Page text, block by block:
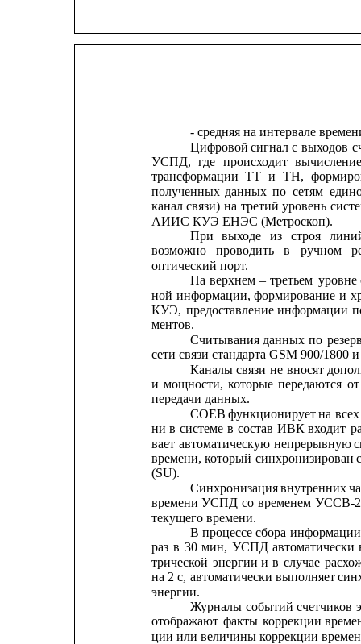
- средняя на интервале
Цифровой сигнал с выходов
УСПД, где происходит вычисление
трансформации ТТ и ТН,
полученных данных по сетям
канал связи) на третий уровень
АИИС КУЭ ЕНЭС (Метроскоп).
При
выходе из строя
возможно
проводить в ручном
оптический порт.
На верхнем – третьем уровне
ной информации, формирование и
КУЭ, предоставление информации
ментов.
Считывания данных по
сети связи стандарта GSM 900/1800
Каналы связи не вносят
и мощности, которые передаются от
передачи данных.
СОЕВ функционируетна всех
ни в системе в состав ИВК входит
вает автоматическую непрерывную
времени, который синхронизирован с
(SU).
Синхронизациявнутренних
времени УСПД со временем УССВ-2
текущего времени.
В процессе сбора информации
раз в 30 мин, УСПД автоматически
трической энергии и в случае
на 2 с, автоматически выполняет
энергии.
Журналы событий счетчиков
отображают факты коррекции
ции или величины коррекции